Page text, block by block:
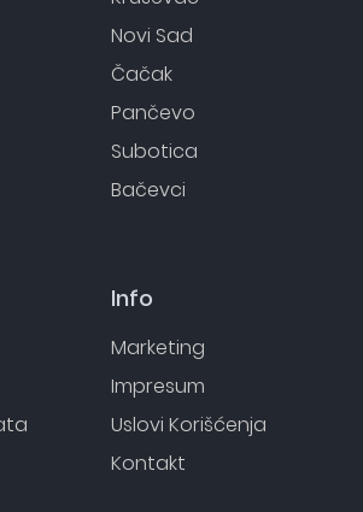
Novi Sad
Čačak
Pančevo
Subotica
Bačevci
Info
Marketing
Impresum
Uslovi Korišćenja
Kontakt